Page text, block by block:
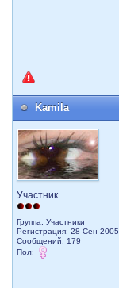
Kamila
Участник
Группа: Участники
Регистрация: 28 Сен
Сообщений: 179
Пол: